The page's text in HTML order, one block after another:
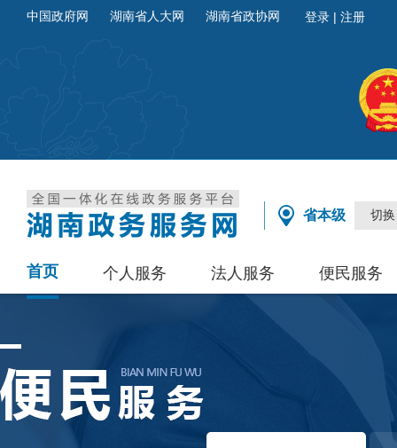
中国政府网 湖南省人大网 湖南省政协网
省本级 切换
首页 个人服务 法人服务 便民服务